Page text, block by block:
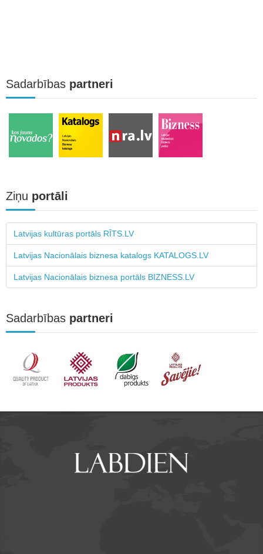
Sadarbības partneri
Ziņu portāli
Latvijas kultūras portāls RĪTS.LV
Latvijas Nacionālais biznesa katalogs KATALOGS.LV
Latvijas Nacionālais biznesa portāls BIZNESS.LV
Sadarbības partneri